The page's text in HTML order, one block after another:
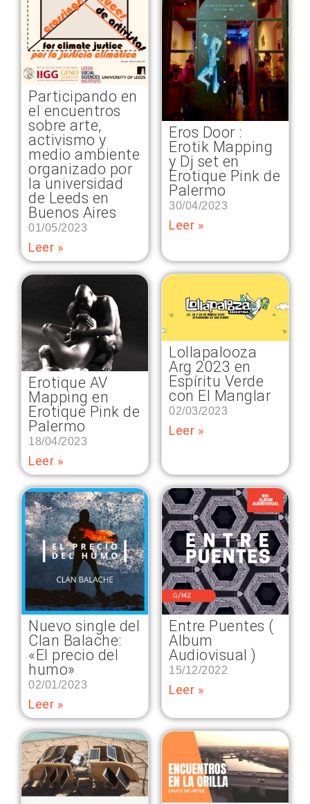
Participando en
el encuentros
sobre arte,
activismo y
medio ambiente
organizado por
la universidad
de Leeds en
Buenos Aires
01/05/2023
Leer »
Eros Door :
Erotik Mapping
y Dj set en
Erotique Pink de
Palermo
30/04/2023
Leer »
Erotique AV
Mapping en
Erotique Pink de
Palermo
18/04/2023
Leer »
Lollapalooza
Arg 2023 en
Espíritu Verde
con El Manglar
02/03/2023
Leer »
Nuevo single del
Clan Balache:
«El precio del
humo»
02/01/2023
Leer »
Entre Puentes (
Album
Audiovisual )
15/12/2022
Leer »